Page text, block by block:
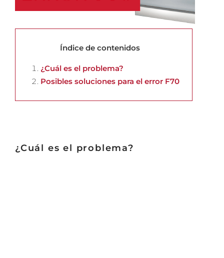
Índice de contenidos
¿Cuál es el problema?
Posibles soluciones para el error F70
¿Cuál es el problema?